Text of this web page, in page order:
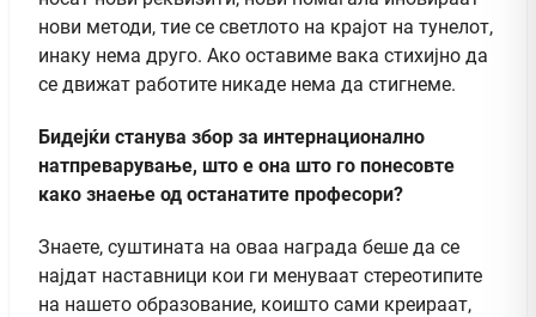
нови методи, тие се светлото на крајот на тунелот,
инаку нема друго. Ако оставиме вака стихијно да
се движат работите никаде нема да стигнеме.
Бидејќи станува збор за интернационално
натпреварување, што е она што го понесовте
како знаење од останатите професори?
Знаете, суштината на оваа награда беше да се
најдат наставници кои ги менуваат стереотипите
на нашето образованиe, коишто сами креираaт,